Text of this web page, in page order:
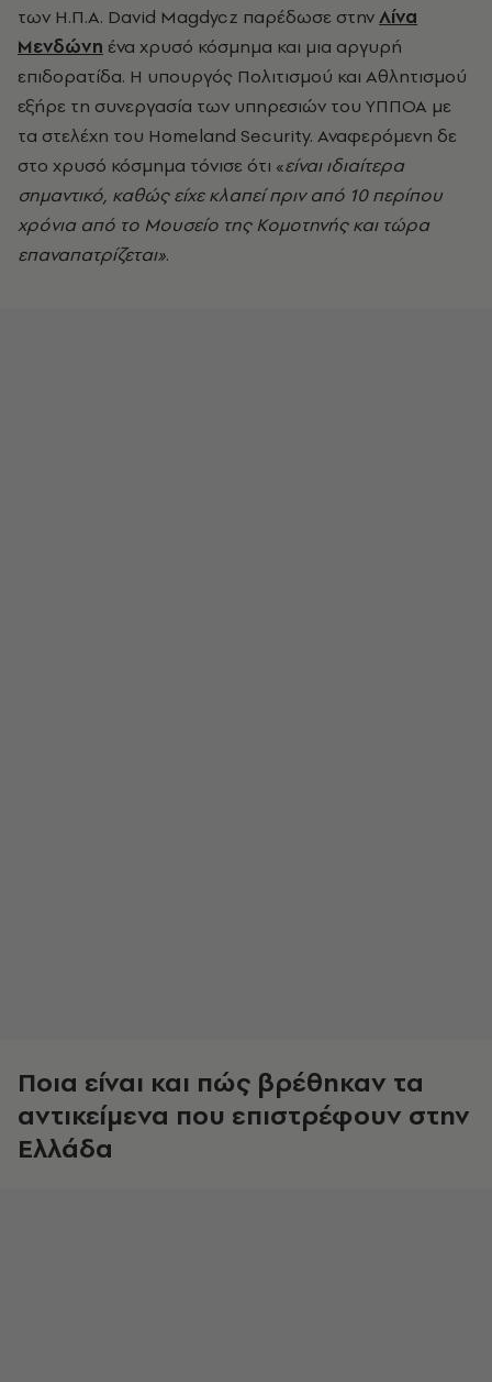
των Η.Π.Α. David Magdycz παρέδωσε στηνΛίνα
Μενδώνη ένα χρυσό κόσμημα και μια αργυρή
επιδορατίδα. Η υπουργός Πολιτισμού και Αθλητισμού
εξήρε τη συνεργασία των υπηρεσιών του ΥΠΠΟΑ με
τα στελέχη του Homeland Security. Αναφερόμενη δε
στο χρυσό κόσμημα τόνισε ότι «είναι ιδιαίτερα
σημαντικό, καθώς είχε κλαπεί πριν από 10 περίπου
χρόνια από το Μουσείο της Κομοτηνής και τώρα
επαναπατρίζεται».
Ποια είναι και πώς βρέθηκαν τα
αντικείμενα που επιστρέφουν στην
Ελλάδα